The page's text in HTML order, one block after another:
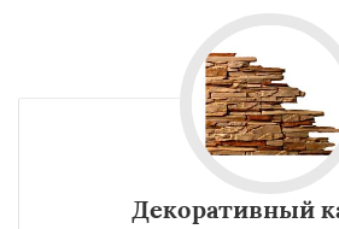
Декоративный